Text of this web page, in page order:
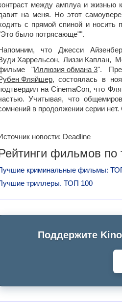
между амплуа и жизнью
на меня. Но этот
с прямой спиной и
было потрясающе"".
что Джесси
Харрельсон,Лиззи Каплан,
"Иллюзия обмана 3".
Фляйшер, состоялась в
на CinemaCon, что
Учитывая, что
в продолжении серии
новости: Deadline
фильмов по
криминальные фильмы:
триллеры. ТОП 100
Поддержите